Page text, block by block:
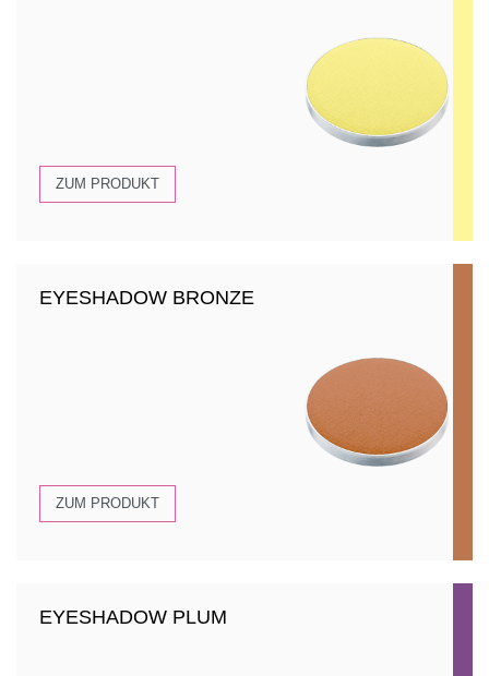
ZUM PRODUKT
EYESHADOW BRONZE
ZUM PRODUKT
EYESHADOW PLUM